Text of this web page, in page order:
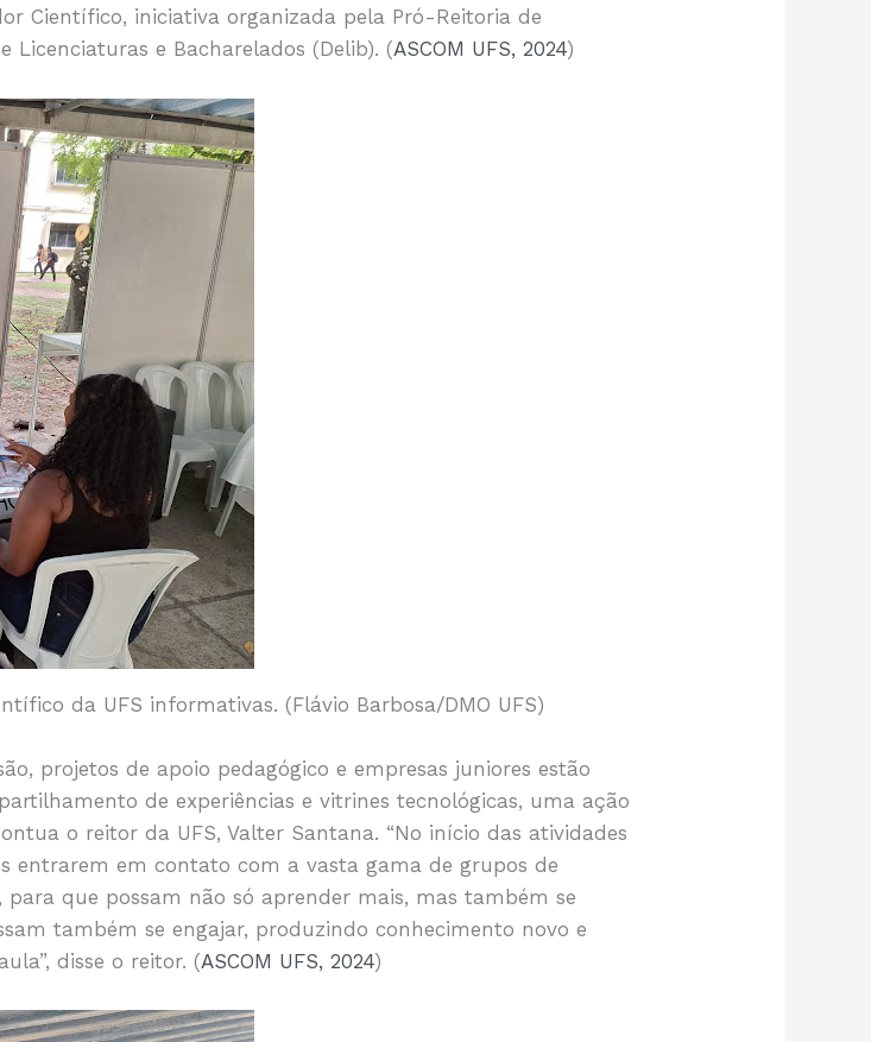
Científico, iniciativa organizada pela Pró-Reitoria de
Licenciaturas e Bacharelados (Delib). (ASCOM UFS, 2024)
da UFS informativas. (Flávio Barbosa/DMO UFS)
projetos de apoio pedagógico e empresas juniores estão
de experiências e vitrines tecnológicas, uma ação
o reitor da UFS, Valter Santana. “No início das atividades
entrarem em contato com a vasta gama de grupos de
para que possam não só aprender mais, mas também se
também se engajar, produzindo conhecimento novo e
disse o reitor. (ASCOM UFS, 2024)